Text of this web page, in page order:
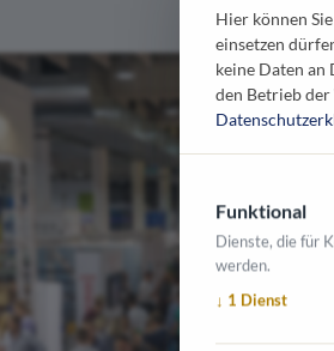
Hier können
einsetzen
keine Daten
den Betrieb
Funktional
Dienste, die für
werden.
↓ 1 Dienst